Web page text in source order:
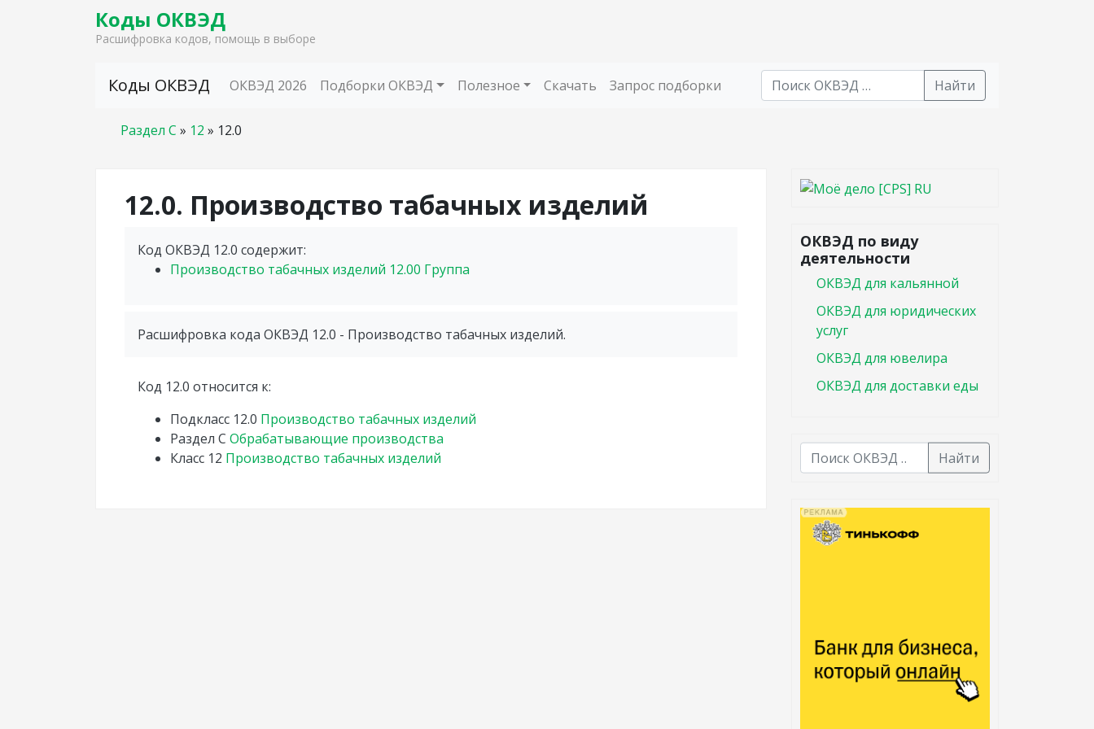
Коды ОКВЭД
Расшифровка кодов, помощь в выборе
Коды ОКВЭД ОКВЭД 2026 Подборки ОКВЭД Полезное Скачать Запрос подборки
Найти
Раздел C » 12 » 12.0
12.0. Производство табачных изделий
Код ОКВЭД 12.0 содержит:
Производство табачных изделий 12.00 Группа
Расшифровка кода ОКВЭД 12.0 - Производство табачных изделий.
Код 12.0 относится к:
Подкласс 12.0 Производство табачных изделий
Раздел C Обрабатывающие производства
Класс 12 Производство табачных изделий
ОКВЭД по виду
деятельности
ОКВЭД для кальянной
ОКВЭД для юридических
услуг
ОКВЭД для ювелира
ОКВЭД для доставки еды
Найти
В списке найденных результатов